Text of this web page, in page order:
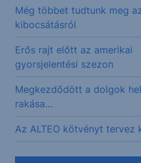
Még többet tudtunk meg
kibocsátásról
Erős rajt előtt az amerikai
gyorsjelentési szezon
Megkezdődött a dolgok
rakása…
Az ALTEO kötvényt tervez